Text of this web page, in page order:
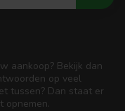
aankoop? Bekijk dan
op veel
tussen? Dan staat er
opnemen.